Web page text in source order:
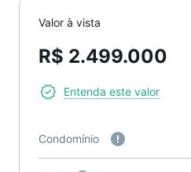
Valor à vista
R$ 2.499.000
Entenda este valor
Condomínio